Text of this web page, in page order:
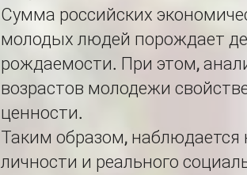
Сумма российских
молодых людей порождает
рождаемости. При этом,
возрастов молодежи
ценности.
Таким образом, наблюдается
личности и реального